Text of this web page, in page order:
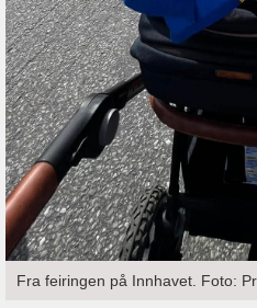
Fra feiringen på Innhavet. Foto: